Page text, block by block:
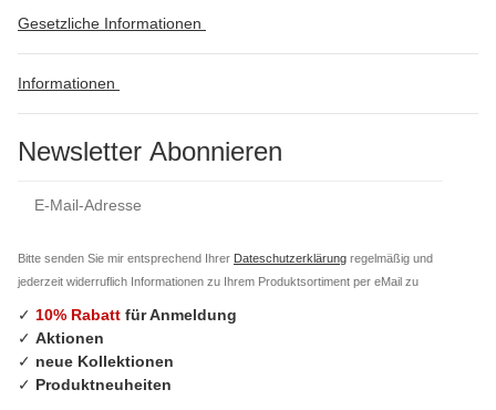
Gesetzliche Informationen
Informationen
Newsletter Abonnieren
Bitte senden Sie mir entsprechend Ihrer Dateschutzerklärung regelmäßig und
jederzeit widerruflich Informationen zu Ihrem Produktsortiment per eMail zu
✓ 10% Rabatt für Anmeldung
✓ Aktionen
✓ neue Kollektionen
✓ Produktneuheiten